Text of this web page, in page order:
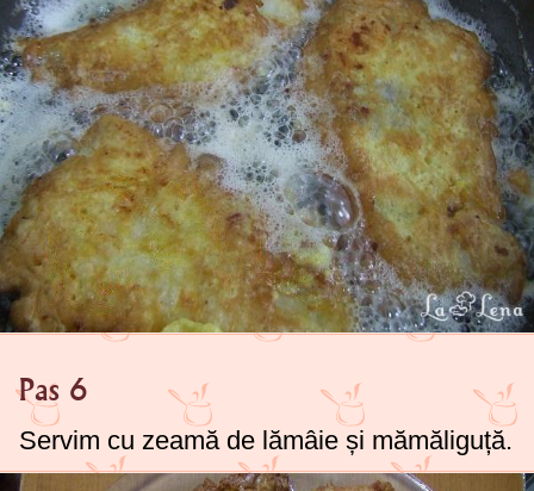
Pas 6
Servim cu zeamă de lămâie și mămăliguță.